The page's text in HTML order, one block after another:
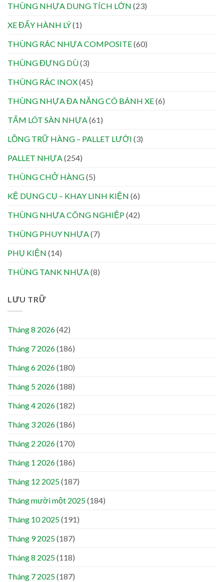
THÙNG NHỰA DUNG TÍCH LỚN (23)
XE ĐẨY HÀNH LÝ(1)
THÙNG RÁC NHỰA COMPOSITE(60)
THÙNG ĐỰNG DÙ(3)
THÙNG RÁC INOX(45)
THÙNG NHỰA ĐA NĂNG CÓ BÁNH XE(6)
TẤM LÓT SÀN NHỰA (61)
LỒNG TRỮ HÀNG – PALLET LƯỚI (3)
PALLET NHỰA (254)
THÙNG CHỞ HÀNG(5)
KỆ DỤNG CỤ – KHAY LINH KIỆN (6)
THÙNG NHỰA CÔNG NGHIỆP(42)
THÙNG PHUY NHỰA (7)
PHỤ KIỆN (14)
THÙNG TANK NHỰA (8)
LƯU TRỮ
Tháng 8 2026(42)
Tháng 7 2026(186)
Tháng 6 2026(180)
Tháng 5 2026(188)
Tháng 4 2026(182)
Tháng 3 2026(186)
Tháng 2 2026(170)
Tháng 1 2026(186)
Tháng 12 2025(187)
Tháng mười một 2025(184)
Tháng 10 2025(191)
Tháng 9 2025(187)
Tháng 8 2025(118)
Tháng 7 2025(187)